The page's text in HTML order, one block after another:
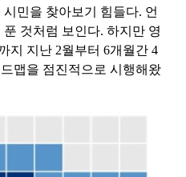
민을 찾아보기 힘들다. 언
푼 것처럼 보인다.하지만 영
지 지난 2월부터6개월간4
맵을 점진적으로 시행해왔